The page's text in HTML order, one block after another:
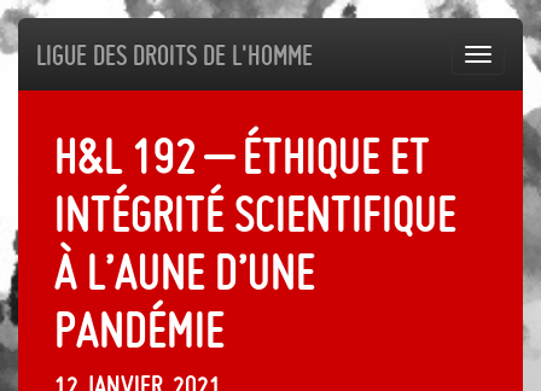
Ligue des droits de l'Homme
H&L 192 – éthique et
intégrité scientifique
à l’aune d’une
pandémie